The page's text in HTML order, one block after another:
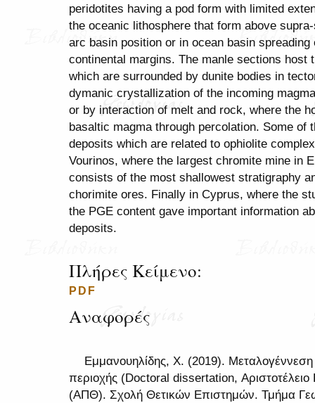
peridotites having a pod form with limited
the oceanic lithosphere that form above
arc basin position or in ocean basin
continental margins. The manle sections host
which are surrounded by dunite bodies in
dymanic crystallization of the incoming
or by interaction of melt and rock, where the
basaltic magma through percolation. Some of
deposits which are related to ophiolite
Vourinos, where the largest chromite mine in
consists of the most shallowest stratigraphy
chorimite ores. Finally in Cyprus, where the
the PGE content gave important information
deposits.
Πλήρες Κείμενο:
PDF
Αναφορές
Εμμανουηλίδης, Χ. (2019).
περιοχής (Doctoral dissertation,
(ΑΠΘ). Σχολή Θετικών Επιστημών. Τμήμα